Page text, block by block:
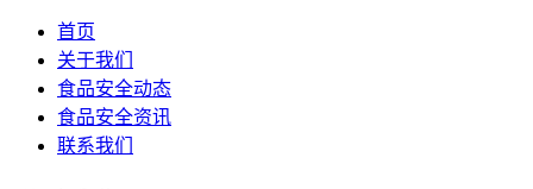
首页
关于我们
食品安全动态
食品安全资讯
联系我们